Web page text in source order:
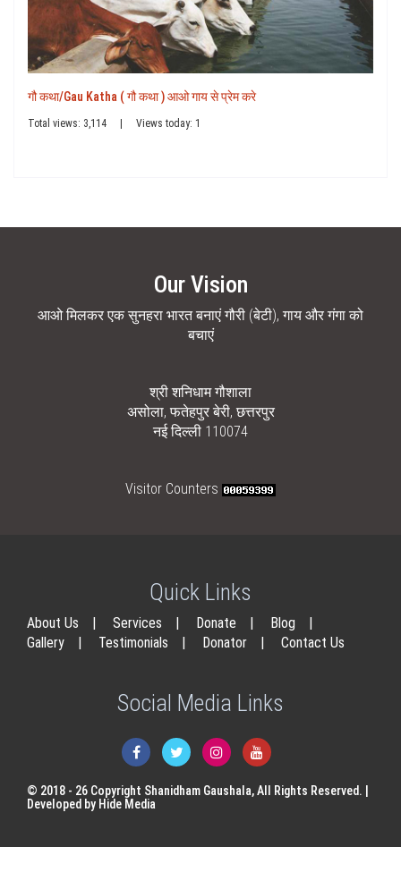
गौ कथा/Gau Katha ( गौ कथा ) आओ गाय से प्रेम करे
Total views: 3,114 | Views today: 1
Quick Links
About Us | Services | Donate | Blog
|
Gallery
| Testimonials | Donator | Contact Us
Social Media Links
© 2018 - 26 Copyright Shanidham Gaushala, All Rights Reserved. |
Developed by Hide Media
Our Vision
आओ मिलकर एक सुनहरा भारत बनाएं गौरी (बेटी), गाय और गंगा को
बचाएं
श्री शनिधाम गौशाला
असोला, फतेहपुर बेरी, छत्तरपुर
नई दिल्ली 110074
Visitor Counters